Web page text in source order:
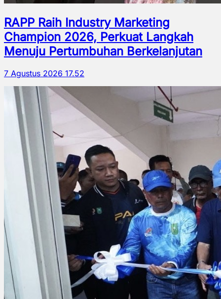
RAPP Raih Industry Marketing
Champion 2026, Perkuat Langkah
Menuju Pertumbuhan Berkelanjutan
7 Agustus 2026 17.52